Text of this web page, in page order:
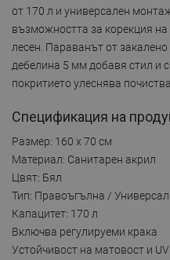
от 170 л и универсален
възможността за корекция
лесен. Параванът от
дебелина 5 мм добавя стил и
покритието улеснява
Спецификация на
Размер: 160 x 70 см
Материал: Санитарен акрил
Цвят: Бял
Тип: Правоъгълна /
Капацитет: 170 л
Включва регулируеми крака
Устойчивост на матовост и